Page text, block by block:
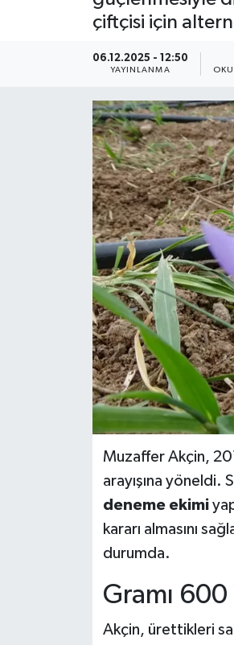
çiftçisi için
06.12.2025 - 12:50
YAYINLANMA
Muzaffer Akçin,
arayışına yöneldi.
deneme ekimi
kararı almasını
durumda.
Gramı
Akçin, ürettikleri